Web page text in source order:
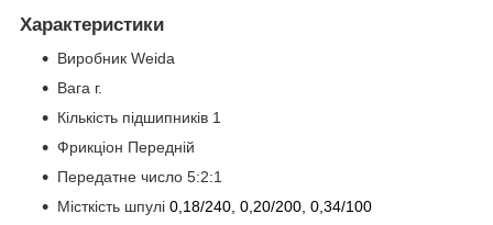
Характеристики
Виробник Weida
Вага г.
Кількість підшипників 1
Фрикціон Передній
Передатне число 5:2:1
Місткість шпулі 0,18/240, 0,20/200, 0,34/100